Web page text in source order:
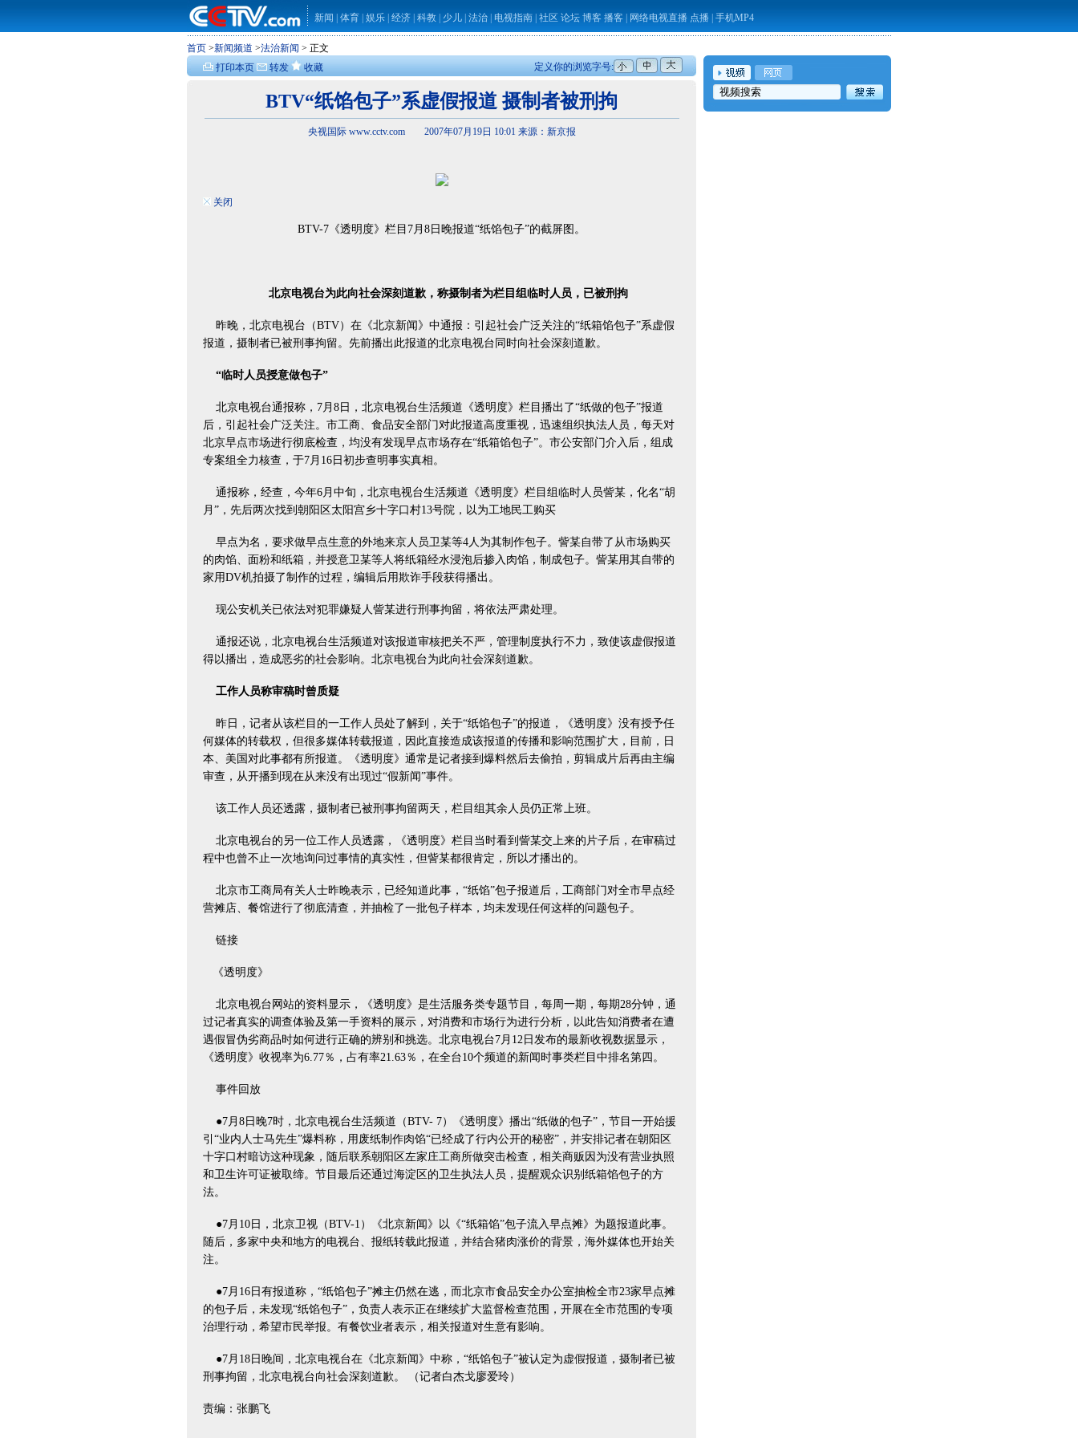
新闻 体育 娱乐 经济 科教 少儿 法治 电视指南 社区 论坛 博客 播客 网络电视直播 点播 手机MP4
首页 >新闻频道 >法治新闻 > 正文
打印本页
转发 收藏
关闭
定义你的浏览字号:
BTV“纸馅包子”系虚假报道 摄制者被刑拘
央视国际 www.cctv.com 2007年07月19日 10:01 来源：新京报
BTV-7《透明度》栏目7月8日晚报道“纸馅包子”的截屏图。
北京电视台为此向社会深刻道歉，称摄制者为栏目组临时人员，已被刑拘
昨晚，北京电视台（BTV）在《北京新闻》中通报：引起社会广泛关注的“纸箱馅包子”系虚假
报道，摄制者已被刑事拘留。先前播出此报道的北京电视台同时向社会深刻道歉。
“临时人员授意做包子”
北京电视台通报称，7月8日，北京电视台生活频道《透明度》栏目播出了“纸做的包子”报道
后，引起社会广泛关注。市工商、食品安全部门对此报道高度重视，迅速组织执法人员，每天对
北京早点市场进行彻底检查，均没有发现早点市场存在“纸箱馅包子”。市公安部门介入后，组成
专案组全力核查，于7月16日初步查明事实真相。
通报称，经查，今年6月中旬，北京电视台生活频道《透明度》栏目组临时人员訾某，化名“胡
月”，先后两次找到朝阳区太阳宫乡十字口村13号院，以为工地民工购买
早点为名，要求做早点生意的外地来京人员卫某等4人为其制作包子。訾某自带了从市场购买
的肉馅、面粉和纸箱，并授意卫某等人将纸箱经水浸泡后掺入肉馅，制成包子。訾某用其自带的
家用DV机拍摄了制作的过程，编辑后用欺诈手段获得播出。
现公安机关已依法对犯罪嫌疑人訾某进行刑事拘留，将依法严肃处理。
通报还说，北京电视台生活频道对该报道审核把关不严，管理制度执行不力，致使该虚假报道
得以播出，造成恶劣的社会影响。北京电视台为此向社会深刻道歉。
工作人员称审稿时曾质疑
昨日，记者从该栏目的一工作人员处了解到，关于“纸馅包子”的报道，《透明度》没有授予任
何媒体的转载权，但很多媒体转载报道，因此直接造成该报道的传播和影响范围扩大，目前，日
本、美国对此事都有所报道。《透明度》通常是记者接到爆料然后去偷拍，剪辑成片后再由主编
审查，从开播到现在从来没有出现过“假新闻”事件。
该工作人员还透露，摄制者已被刑事拘留两天，栏目组其余人员仍正常上班。
北京电视台的另一位工作人员透露，《透明度》栏目当时看到訾某交上来的片子后，在审稿过
程中也曾不止一次地询问过事情的真实性，但訾某都很肯定，所以才播出的。
北京市工商局有关人士昨晚表示，已经知道此事，“纸馅”包子报道后，工商部门对全市早点经
营摊店、餐馆进行了彻底清查，并抽检了一批包子样本，均未发现任何这样的问题包子。
链接
《透明度》
北京电视台网站的资料显示，《透明度》是生活服务类专题节目，每周一期，每期28分钟，通
过记者真实的调查体验及第一手资料的展示，对消费和市场行为进行分析，以此告知消费者在遭
遇假冒伪劣商品时如何进行正确的辨别和挑选。北京电视台7月12日发布的最新收视数据显示，
《透明度》收视率为6.77％，占有率21.63％，在全台10个频道的新闻时事类栏目中排名第四。
事件回放
●7月8日晚7时，北京电视台生活频道（BTV- 7）《透明度》播出“纸做的包子”，节目一开始援
引“业内人士马先生”爆料称，用废纸制作肉馅“已经成了行内公开的秘密”，并安排记者在朝阳区
十字口村暗访这种现象，随后联系朝阳区左家庄工商所做突击检查，相关商贩因为没有营业执照
和卫生许可证被取缔。节目最后还通过海淀区的卫生执法人员，提醒观众识别纸箱馅包子的方
法。
●7月10日，北京卫视（BTV-1）《北京新闻》以《“纸箱馅”包子流入早点摊》为题报道此事。
随后，多家中央和地方的电视台、报纸转载此报道，并结合猪肉涨价的背景，海外媒体也开始关
注。
●7月16日有报道称，“纸馅包子”摊主仍然在逃，而北京市食品安全办公室抽检全市23家早点摊
的包子后，未发现“纸馅包子”，负责人表示正在继续扩大监督检查范围，开展在全市范围的专项
治理行动，希望市民举报。有餐饮业者表示，相关报道对生意有影响。
●7月18日晚间，北京电视台在《北京新闻》中称，“纸馅包子”被认定为虚假报道，摄制者已被
刑事拘留，北京电视台向社会深刻道歉。 （记者白杰戈廖爱玲）
责编：张鹏飞